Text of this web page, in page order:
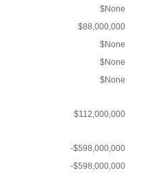
$None
$88,000,000
$None
$None
$None
$112,000,000
-$598,000,000
-$598,000,000